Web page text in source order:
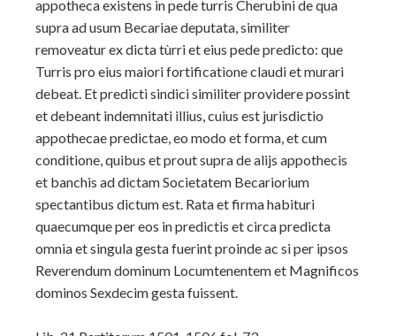
appotheca existens in pede turris Cherubini de qua
supra ad usum Becariae deputata, similiter
removeatur ex dicta tùrri et eius pede predicto: que
Turris pro eius maiori fortificatìone claudi et murari
debeat. Et predicti sindici similiter providere possint
et debeant indemnitati illius, cuius est jurisdictio
appothecae predictae, eo modo et forma, et cum
conditione, quibus et prout supra de alijs appothecis
et banchis ad dictam Societatem Becariorium
spectantibus dictum est. Rata et firma habituri
quaecumque per eos in predictis et circa predicta
omnia et singula gesta fuerint proinde ac si per ipsos
Reverendum dominum Locumtenentem et Magnificos
dominos Sexdecim gesta fuissent.